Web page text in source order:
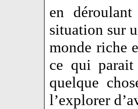
en
situation sur
monde riche
ce qui
quelque
l’explorer